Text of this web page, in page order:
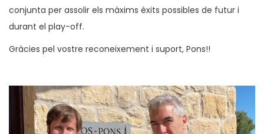
conjunta per assolir els màxims èxits possibles de futur i
durant el play-off.
Gràcies pel vostre reconeixement i suport, Pons!!